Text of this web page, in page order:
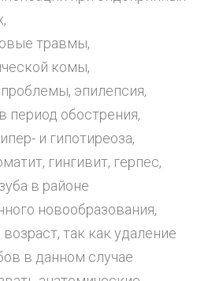
травмы,
комы,
эпилепсия,
период обострения,
и гипотиреоза,
гингивит, герпес,
в районе
новообразования,
так как удаление
в данном случае